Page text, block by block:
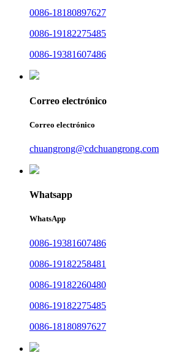
0086-18180897627
0086-19182275485
0086-19381607486
Correo electrónico
Correo electrónico
chuangrong@cdchuangrong.com
Whatsapp
WhatsApp
0086-19381607486
0086-19182258481
0086-19182260480
0086-19182275485
0086-18180897627